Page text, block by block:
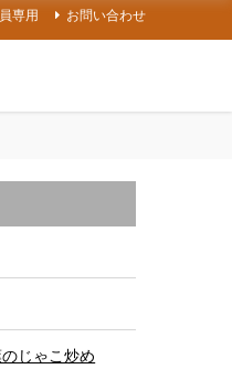
専用 お問い合わせ
じゃこ炒め